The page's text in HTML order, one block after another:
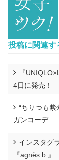
投稿に関連す
『
4日に発売！
“ちりつも紫
ガンコーデ
インスタグ
『agnès b.』